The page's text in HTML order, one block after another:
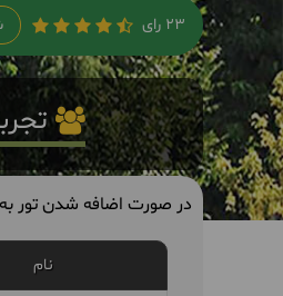
23 رای
در صورت اضافه شدن تور
نام